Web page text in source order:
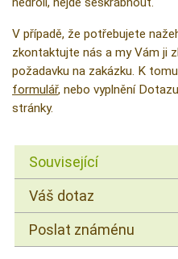
V případě, že potřebujete
zkontaktujte nás a my Vám ji
požadavku na zakázku. K
formulář, nebo vyplnění
stránky.
Související
Váš dotaz
Poslat známénu